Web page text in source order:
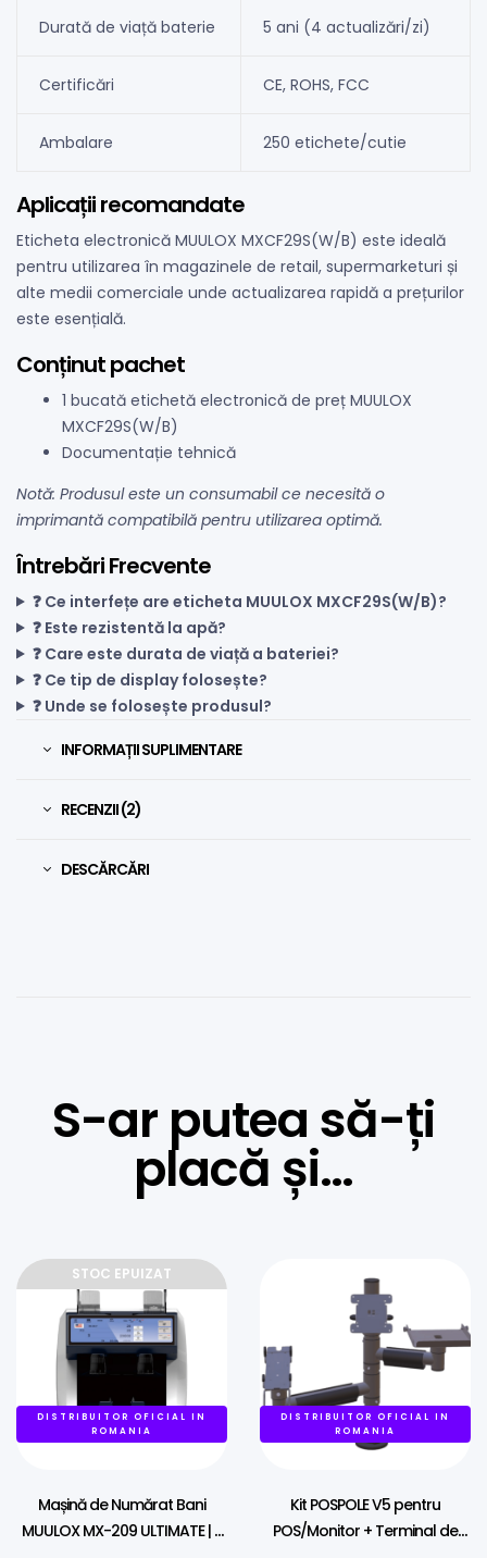
Durată de viață baterie 5 ani (4 actualizări/zi)
Certificări CE, ROHS, FCC
Ambalare 250 etichete/cutie
Aplicații recomandate
Eticheta electronică MUULOX MXCF29S(W/B) este ideală
pentru utilizarea în magazinele de retail, supermarketuri și
alte medii comerciale unde actualizarea rapidă a prețurilor
este esențială.
Conținut pachet
1 bucată etichetă electronică de preț MUULOX
MXCF29S(W/B)
Documentație tehnică
Notă: Produsul este un consumabil ce necesită o
imprimantă compatibilă pentru utilizarea optimă.
Întrebări Frecvente
❓ Ce interfețe are eticheta MUULOX MXCF29S(W/B)?
❓ Este rezistentă la apă?
❓ Care este durata de viață a bateriei?
❓ Ce tip de display folosește?
❓ Unde se folosește produsul?
INFORMAȚII SUPLIMENTARE
RECENZII (2)
DESCĂRCĂRI
S-ar putea să-ți
placă și…
DISTRIBUITOR OFICIAL IN
ROMANIA
STOC EPUIZAT
Mașină de Numărat Bani
MUULOX MX-209 ULTIMATE | 2
DISTRIBUITOR OFICIAL IN
ROMANIA
Kit POSPOLE V5 pentru
POS/Monitor + Terminal de